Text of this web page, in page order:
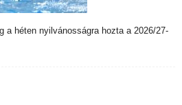
a héten nyilvánosságra hozta a 2026/27-